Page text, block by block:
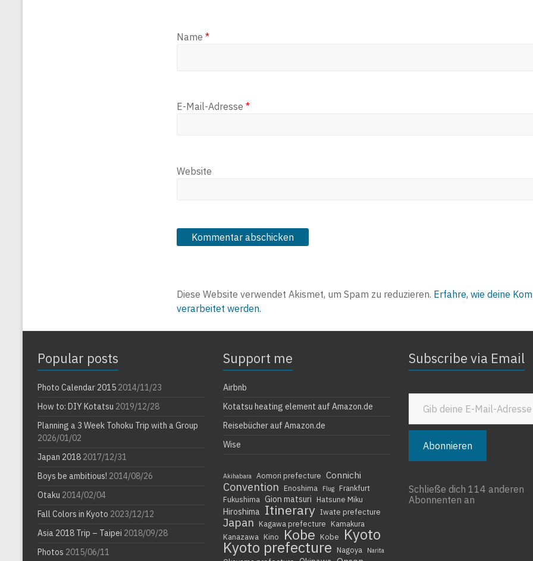
Name *
E-Mail-Adresse *
Website
Diese Website verwendet Akismet, um Spam zu reduzieren. Erfahre, wie deine
verarbeitet werden.
Popular posts
Photo Calendar 2015 2014/11/23
How to: DIY Kotatsu 2019/12/28
Planning a 3 Week Tohoku Trip with a Group
2026/01/02
Japan 2018 2017/12/31
Boys be ambitious! 2014/08/26
Otaku 2014/02/04
Fall Colors in Kyoto 2023/12/12
Asia 2018 Trip – Taipei 2018/09/28
Photos 2015/06/11
Support me
Airbnb
Kotatsu heating element auf Amazon.de
Reisebücher auf Amazon.de
Wise
Akihabara Aomori prefecture Connichi
Convention Enoshima Flug
Frankfurt
Fukushima Gion matsuri Hatsune Miku
Hiroshima Itinerary Iwate prefecture
Japan Kagawa prefecture
Kamakura
Kanazawa
Kino Kobe Kobe Kyoto
Kyoto prefecture Nagoya Narita
Subscribe via Email
Gib deine E-Mail-Adresse ein ...
Abonnieren
Schließe dich 114 anderen
Abonnenten an